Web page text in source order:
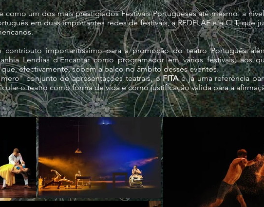
como um dos mais prestigiados Festivais Portugueses até mesmo a
em duas importantes redes de festivais, a REDELAE e a CLT, que
importantíssimo para a promoção do teatro Português
Lendias d'Encantar como programador em vários festivais, aos
efectivamente, sobem a palco no âmbito desses eventos.
conjunto de apresentações teatrais, oFITAé já uma referência
o teatro como forma de vida e como justificação válida para a